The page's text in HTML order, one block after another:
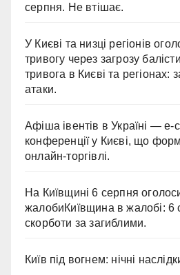
серпня. Не втішає.
У Києві та низці регіонів
тривогу через загрозу
тривога в Києві та регіонах:
атаки.
Афіша івентів в Україні — e-
конференції у Києві, що
онлайн-торгівлі.
На Київщині 6 серпня
жалобиКиївщина в жалобі: 6
скорботи за загиблими.
Київ під вогнем: нічні